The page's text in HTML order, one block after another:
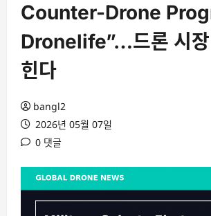
Counter-Drone
Dronelife”…드론 시장
힌다
bangl2
2026년 05월 07일
0 댓글